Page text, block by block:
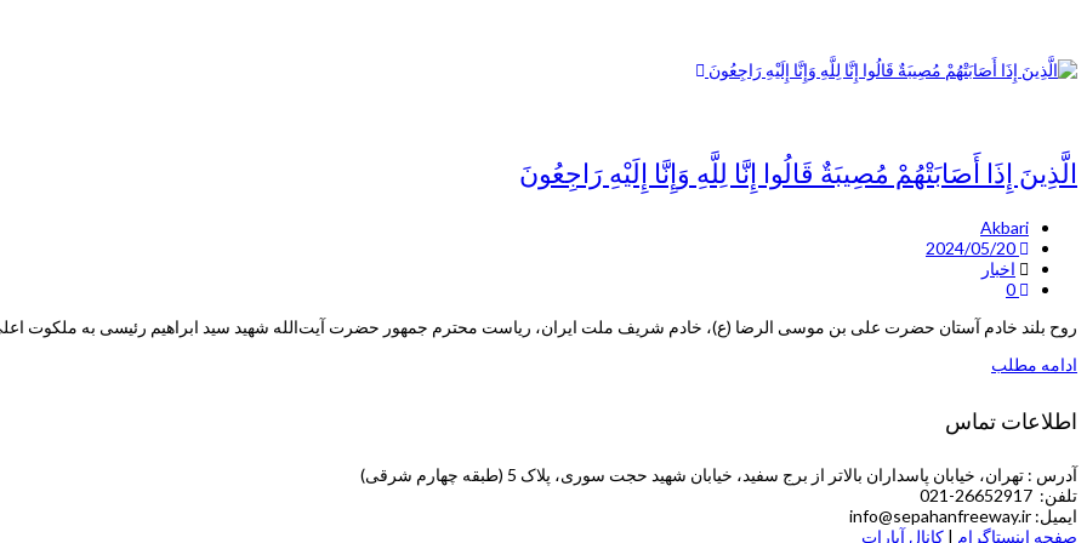
الَّذِينَ إِذَا أَصَابَتْهُمْ مُصِيبَةٌ قَالُوا إِنَّا لِلَّهِ وَإِنَّا إِلَيْهِ رَاجِعُونَ
Akbari
اخبار
روح بلند خادم آستان حضرت علی بن موسی الرضا (ع)، خادم شریف ملت ایران، ریاست محترم جمهور حضرت آیت‌الله شهید سید ابراهیم رئیسی به ملکوت
ادامه مطلب
اطلاعات تماس
آدرس : تهران، خیابان پاسداران بالاتر از برج سفید، خیابان شهید حجت سوری، پلاک 5 (طبقه چهارم شرقی)
تلفن: 26652917-021
ایمیل: info@sepahanfreeway.ir
صفحه اینستاگرام | کانال آپارات